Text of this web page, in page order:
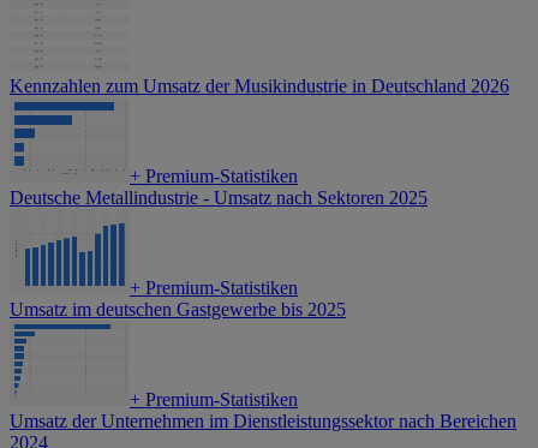
Kennzahlen zum Umsatz der Musikindustrie in Deutschland 2026
+ Premium-Statistiken
Deutsche Metallindustrie - Umsatz nach Sektoren 2025
+ Premium-Statistiken
Umsatz im deutschen Gastgewerbe bis 2025
+ Premium-Statistiken
Umsatz der Unternehmen im Dienstleistungssektor nach Bereichen
2024